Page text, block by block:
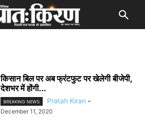
किसान बिल पर अब फ्रंटफुट पर खेलेगी बीजेपी,
देशभर में होंगी...
BREAKING NEWS Pratah Kiran -
December 11, 2020